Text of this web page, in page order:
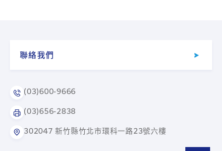
聯絡我們
(03)600-9666
(03)656-2838
302047 新竹縣竹北市環科一路23號六樓